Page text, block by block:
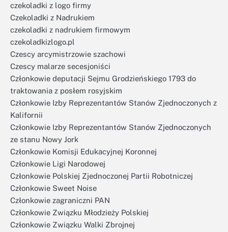
czekoladki z logo firmy
Czekoladki z Nadrukiem
czekoladki z nadrukiem firmowym
czekoladkizlogo.pl
Czescy arcymistrzowie szachowi
Czescy malarze secesjoniści
Członkowie deputacji Sejmu Grodzieńskiego 1793 do
traktowania z posłem rosyjskim
Członkowie Izby Reprezentantów Stanów Zjednoczonych z
Kalifornii
Członkowie Izby Reprezentantów Stanów Zjednoczonych
ze stanu Nowy Jork
Członkowie Komisji Edukacyjnej Koronnej
Członkowie Ligi Narodowej
Członkowie Polskiej Zjednoczonej Partii Robotniczej
Członkowie Sweet Noise
Członkowie zagraniczni PAN
Członkowie Związku Młodzieży Polskiej
Członkowie Związku Walki Zbrojnej